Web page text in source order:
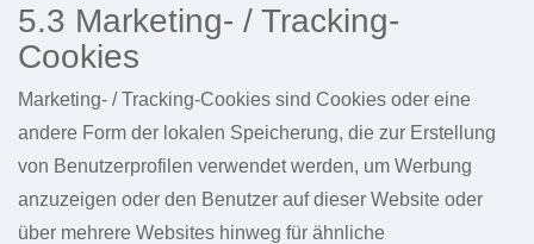
5.3 Marketing- / Tracking-
Cookies
Marketing- / Tracking-Cookies sind Cookies oder eine
andere Form der lokalen Speicherung, die zur Erstellung
von Benutzerprofilen verwendet werden, um Werbung
anzuzeigen oder den Benutzer auf dieser Website oder
über mehrere Websites hinweg für ähnliche